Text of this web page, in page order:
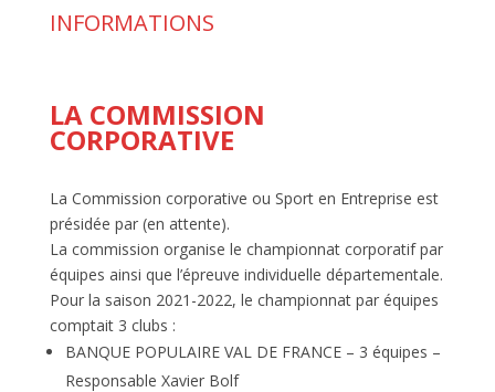
INFORMATIONS
LA COMMISSION
CORPORATIVE
La Commission corporative ou Sport en Entreprise est
présidée par (en attente).
La commission organise le championnat corporatif par
équipes ainsi que l’épreuve individuelle départementale.
Pour la saison 2021-2022, le championnat par équipes
comptait 3 clubs :
BANQUE POPULAIRE VAL DE FRANCE – 3 équipes –
Responsable Xavier Bolf